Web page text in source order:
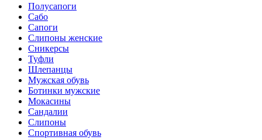
Полусапоги
Сабо
Сапоги
Слипоны женские
Сникерсы
Туфли
Шлепанцы
Мужская обувь
Ботинки мужские
Мокасины
Сандалии
Слипоны
Спортивная обувь